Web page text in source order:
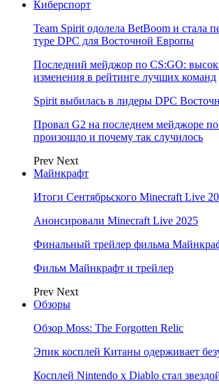
Киберспорт
Team Spirit одолела BetBoom и стала
туре DPC для Восточной Европы
Последний мейджор по CS:GO:
изменения в рейтинге лучших команд
Spirit выбилась в лидеры DPC
Провал G2 на последнем мейджоре
произошло и почему так случилось
Prev Next
Майнкрафт
Итоги Сентябрьского Minecraft Live
Анонсировали Minecraft Live 2025
Финальный трейлер фильма
Фильм Майнкрафт и трейлер
Prev Next
Обзоры
Обзор Moss: The Forgotten Relic
Эпик косплей Китаны одерживает
Косплей Nintendo x Diablo стал